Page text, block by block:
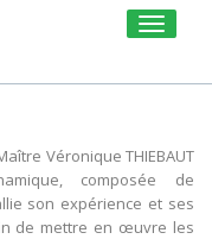
Toggle
Véronique THIEBAUT
composée de
son expérience et ses
de mettre en œuvre les